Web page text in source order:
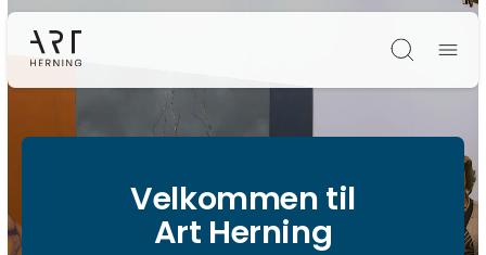
Søg
Velkommen til
Art Herning